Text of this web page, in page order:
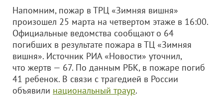
Напомним, пожар в ТРЦ «Зимняя вишня»
произошел 25 марта на четвертом этаже в 16:00.
Официальные ведомства сообщают о 64
погибших в результате пожара в ТЦ «Зимняя
вишня». Источник РИА «Новости» уточнил,
что жертв — 67. По данным РБК, в пожаре погиб
41 ребенок. В связи с трагедией в России
объявили национальный траур.